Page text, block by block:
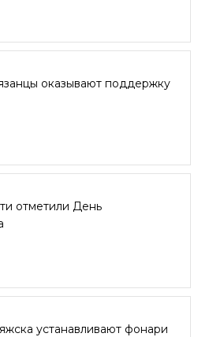
оказывают поддержку
отметили День
устанавливают фонари